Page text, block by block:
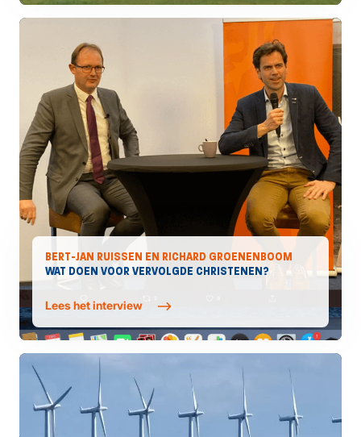
BERT-JAN RUISSEN EN RICHARD GROENENBOOM
WAT DOEN VOOR VERVOLGDE CHRISTENEN?
Lees het interview